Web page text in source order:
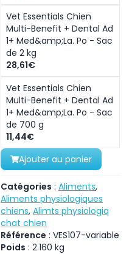
Vet Essentials Chien
Multi-Benefit + Dental Ad
1+ Med&amp;La. Po - Sac
de 2 kg
28,61€
Vet Essentials Chien
Multi-Benefit + Dental Ad
1+ Med&amp;La. Po - Sac
de 700 g
11,44€
Ajouter au panier
Catégories : Aliments,
Aliments physiologiques
chiens, Alimts physiologiq
chat chien
Référence : VES107-variable
Poids : 2.160 kg